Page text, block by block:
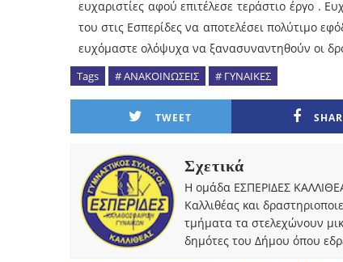
ευχαριστίες αφού επιτέλεσε τεράστιο έργο .
του στις Εσπερίδες να αποτελέσει πολύτιμο
ευχόμαστε ολόψυχα να ξανασυναντηθούν οι
Tags # ΑΝΑΚΟΙΝΩΣΕΙΣ # ΓΥΝΑΙΚΕΣ
TWEET
Σχετικά
Η ομάδα ΕΣΠΕΡΙΔΕΣ
Καλλιθέας και
τμήματα τα στελεχώνουν
δημότες του Δήμου όπου